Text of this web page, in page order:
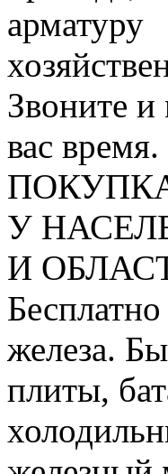
арматуру
Звоните и
вас время.
У
И
железа.
плиты,